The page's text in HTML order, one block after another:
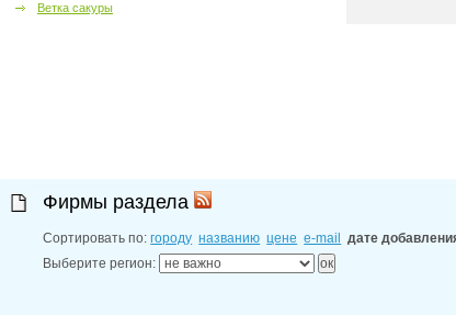
Ветка сакуры
Фирмы раздела
Сортировать по:городу названию цене e-mail
дате
Выберите регион: